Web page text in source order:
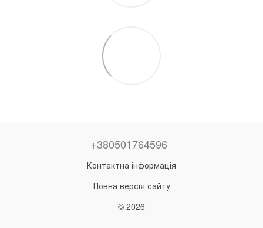
+380501764596
Контактна інформація
Повна версія сайту
© 2026